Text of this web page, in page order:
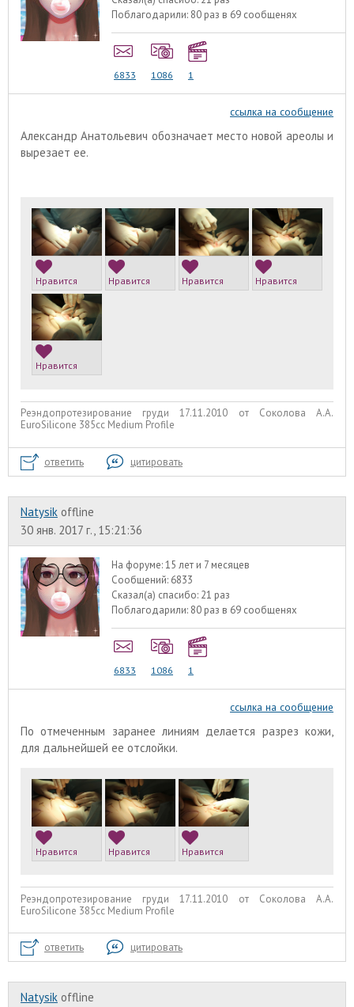
Поблагодарили: 80 раз в 69 сообщенях
6833 1086 1
ссылка на сообщение
Александр Анатольевич обозначает место новой ареолы и
вырезает ее.
Нравится Нравится Нравится Нравится
Нравится
Реэндопротезирование груди 17.11.2010 от Соколова А.А.
EuroSilicone 385сс Medium Profile
ответить цитировать
Natysik offline
30 янв. 2017 г., 15:21:36
На форуме:15 лет и 7 месяцев
Сообщений: 6833
Сказал(а) спасибо: 21 раз
Поблагодарили: 80 раз в 69 сообщенях
6833 1086 1
ссылка на сообщение
По отмеченным заранее линиям делается разрез кожи,
для дальнейшей ее отслойки.
Нравится Нравится Нравится
Реэндопротезирование груди 17.11.2010 от Соколова А.А.
EuroSilicone 385сс Medium Profile
ответить цитировать
Natysik offline